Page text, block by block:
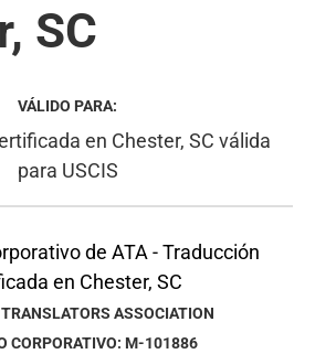
SC
VÁLIDO PARA:
ASSOCIATION
CORPORATIVO: M-101886